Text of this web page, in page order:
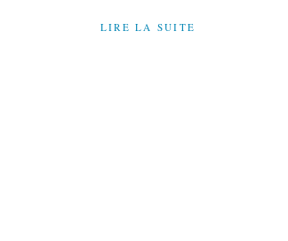
LIRE LA SUITE